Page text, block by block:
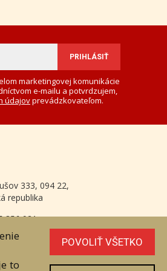
marketingovej komunikácie
e-mailu a potvrdzujem,
údajovprevádzkovateľom.
333, 094 22,
republika
356 921
959 101
to
POVOLIŤ VŠETKO